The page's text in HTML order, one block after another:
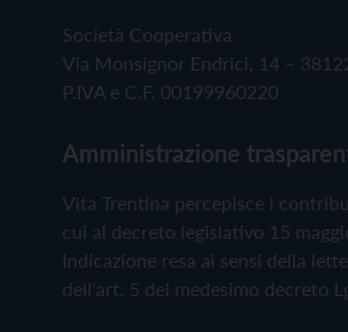
Società Cooperativa
Via Monsignor Endrici, 14 –
P.IVA e C.F. 00199960220
Amministrazione
Vita Trentina percepisce i
cui al decreto legislativo 15
Indicazione resa ai sensi della
dell'art. 5 del medesimo decreto